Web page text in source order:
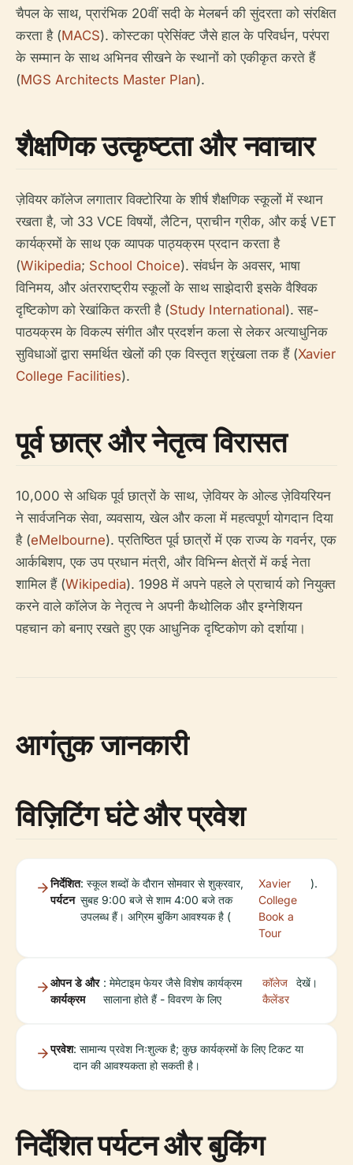
चैपल के साथ, प्रारंभिक 20वीं सदी के मेलबर्न की सुंदरता को संरक्षित
करता है (MACS). कोस्टका प्रेसिंक्ट जैसे हाल के परिवर्धन, परंपरा
के सम्मान के साथ अभिनव सीखने के स्थानों को एकीकृत करते हैं
(MGS Architects Master Plan).
शैक्षणिक उत्कृष्टता और नवाचार
ज़ेवियर कॉलेज लगातार विक्टोरिया के शीर्ष शैक्षणिक स्कूलों में स्थान
रखता है, जो 33 VCE विषयों, लैटिन, प्राचीन ग्रीक, और कई VET
कार्यक्रमों के साथ एक व्यापक पाठ्यक्रम प्रदान करता है
(Wikipedia; School Choice). संवर्धन के अवसर, भाषा
विनिमय, और अंतरराष्ट्रीय स्कूलों के साथ साझेदारी इसके वैश्विक
दृष्टिकोण को रेखांकित करती है (Study International). सह-
पाठयक्रम के विकल्प संगीत और प्रदर्शन कला से लेकर अत्याधुनिक
सुविधाओं द्वारा समर्थित खेलों की एक विस्तृत श्रृंखला तक हैं (Xavier
College Facilities).
पूर्व छात्र और नेतृत्व विरासत
10,000 से अधिक पूर्व छात्रों के साथ, ज़ेवियर के ओल्ड ज़ेवियरियन
ने सार्वजनिक सेवा, व्यवसाय, खेल और कला में महत्वपूर्ण योगदान दिया
है (eMelbourne). प्रतिष्ठित पूर्व छात्रों में एक राज्य के गवर्नर, एक
आर्कबिशप, एक उप प्रधान मंत्री, और विभिन्न क्षेत्रों में कई नेता
शामिल हैं (Wikipedia). 1998 में अपने पहले ले प्राचार्य को नियुक्त
करने वाले कॉलेज के नेतृत्व ने अपनी कैथोलिक और इग्नेशियन
पहचान को बनाए रखते हुए एक आधुनिक दृष्टिकोण को दर्शाया।
आगंतुक जानकारी
विज़िटिंग घंटे और प्रवेश
निर्देशित
पर्यटन
: स्कूल शब्दों के दौरान सोमवार से शुक्रवार,
सुबह 9:00 बजे से शाम 4:00 बजे तक
उपलब्ध हैं। अग्रिम बुकिंग आवश्यक है (
Xavier
College
Book a
Tour
).
ओपन डे और
कार्यक्रम
: मेमेटाइम फेयर जैसे विशेष कार्यक्रम
सालाना होते हैं - विवरण के लिए
कॉलेज
कैलेंडर
देखें।
प्रवेश: सामान्य प्रवेश निःशुल्क है; कुछ कार्यक्रमों के लिए टिकट या
दान की आवश्यकता हो सकती है।
निर्देशित पर्यटन और बुकिंग